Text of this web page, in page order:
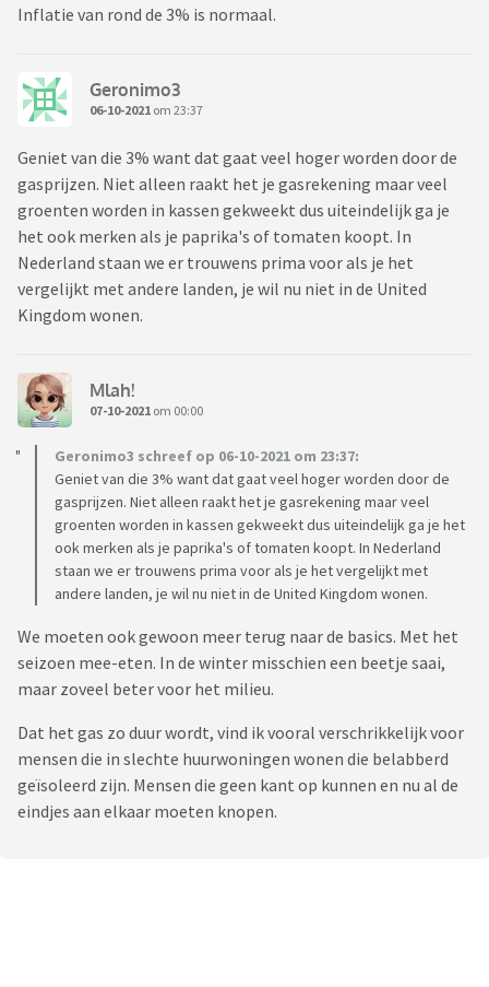
Inflatie van rond de 3% is normaal.
Geronimo3
06-10-2021 om 23:37
Geniet van die 3% want dat gaat veel hoger worden door de
gasprijzen. Niet alleen raakt het je gasrekening maar veel
groenten worden in kassen gekweekt dus uiteindelijk ga je
het ook merken als je paprika's of tomaten koopt. In
Nederland staan we er trouwens prima voor als je het
vergelijkt met andere landen, je wil nu niet in de United
Kingdom wonen.
Mlah!
07-10-2021 om 00:00
Geronimo3 schreef op 06-10-2021 om 23:37:
Geniet van die 3% want dat gaat veel hoger worden door de
gasprijzen. Niet alleen raakt het je gasrekening maar veel
groenten worden in kassen gekweekt dus uiteindelijk ga je het
ook merken als je paprika's of tomaten koopt. In Nederland
staan we er trouwens prima voor als je het vergelijkt met
andere landen, je wil nu niet in de United Kingdom wonen.
We moeten ook gewoon meer terug naar de basics. Met het
seizoen mee-eten. In de winter misschien een beetje saai,
maar zoveel beter voor het milieu.
Dat het gas zo duur wordt, vind ik vooral verschrikkelijk voor
mensen die in slechte huurwoningen wonen die belabberd
geïsoleerd zijn. Mensen die geen kant op kunnen en nu al de
eindjes aan elkaar moeten knopen.